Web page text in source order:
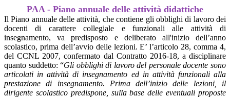
PAA - Piano annuale delle attività didattiche
Il Piano annuale delle attività, che contiene gli obblighi di lavoro dei
docenti di carattere collegiale e funzionali alle attività di
insegnamento, va predisposto e deliberato all'inizio dell’anno
scolastico, prima dell’avvio delle lezioni. E’ l’articolo 28, comma 4,
del CCNL 2007, confermato dal Contratto 2016-18, a disciplinare
quanto suddetto: “Gli obblighi di lavoro del personale docente sono
articolati in attività di insegnamento ed in attività funzionali alla
prestazione di insegnamento. Prima dell’inizio delle lezioni, il
dirigente scolastico predispone, sulla base delle eventuali proposte